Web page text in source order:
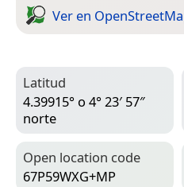
Ver en
Latitud
4.39915° o 4° 23′ 57″
norte
Open location code
67P59WXG+MP